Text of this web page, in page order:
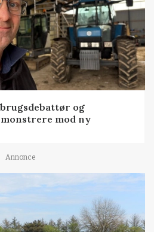
og
mod ny
Annonce